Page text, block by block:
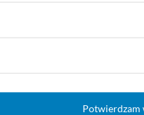
DO KOSZYKA
Potwierdzam